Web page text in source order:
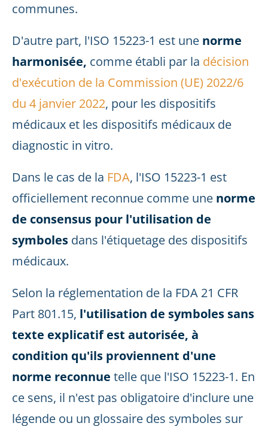
communes.
D'autre part, l'ISO 15223-1 est une norme
harmonisée, comme établi par la décision
d'exécution de la Commission (UE) 2022/6
du 4 janvier 2022, pour les dispositifs
médicaux et les dispositifs médicaux de
diagnostic in vitro.
Dans le cas de la FDA, l'ISO 15223-1 est
officiellement reconnue comme une norme
de consensus pour l'utilisation de
symboles dans l'étiquetage des dispositifs
médicaux.
Selon la réglementation de la FDA 21 CFR
Part 801.15, l'utilisation de symboles sans
texte explicatif est autorisée, à
condition qu'ils proviennent d'une
norme reconnue telle que l'ISO 15223-1. En
ce sens, il n'est pas obligatoire d'inclure une
légende ou un glossaire des symboles sur